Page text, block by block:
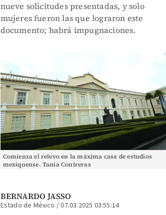
nueve solicitudes presentadas, y solo
mujeres fueron las que lograron este
documento; habrá impugnaciones.
Comienza el relevo en la máxima casa de estudios
mexiquense. Tania Contreras
BERNARDO JASSO
Estado de México /07.03.2025 03:55:14